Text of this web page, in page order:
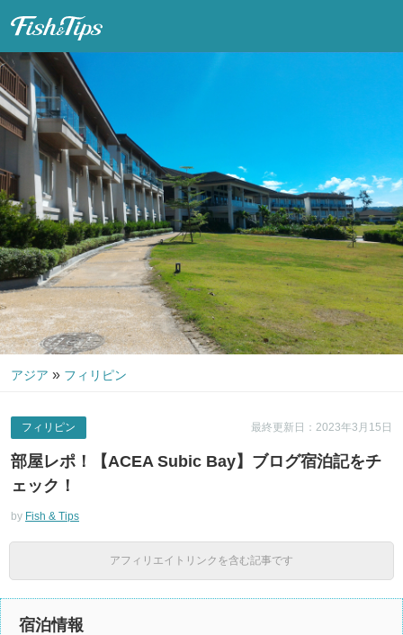
アジア » フィリピン
最終更新日：2023年3月15日
フィリピン
部屋レポ！【ACEA Subic Bay】ブログ宿泊記をチ
ェック！
by Fish & Tips
アフィリエイトリンクを含む記事です
宿泊情報